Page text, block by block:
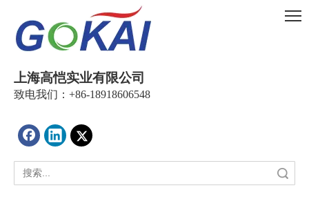
上海高恺实业有限公司
致电我们：+86-18918606548